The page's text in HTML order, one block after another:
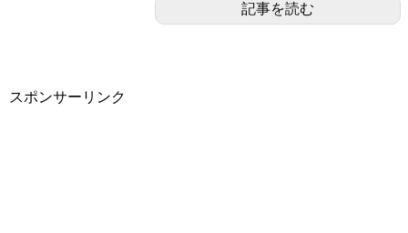
記事を読む
スポンサーリンク